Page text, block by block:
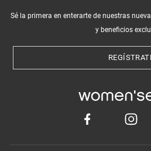
Sé la primera en enterarte de nuestras
y beneficios